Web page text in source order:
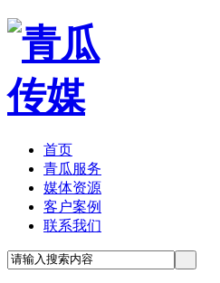
首页
青瓜服务
媒体资源
客户案例
联系我们